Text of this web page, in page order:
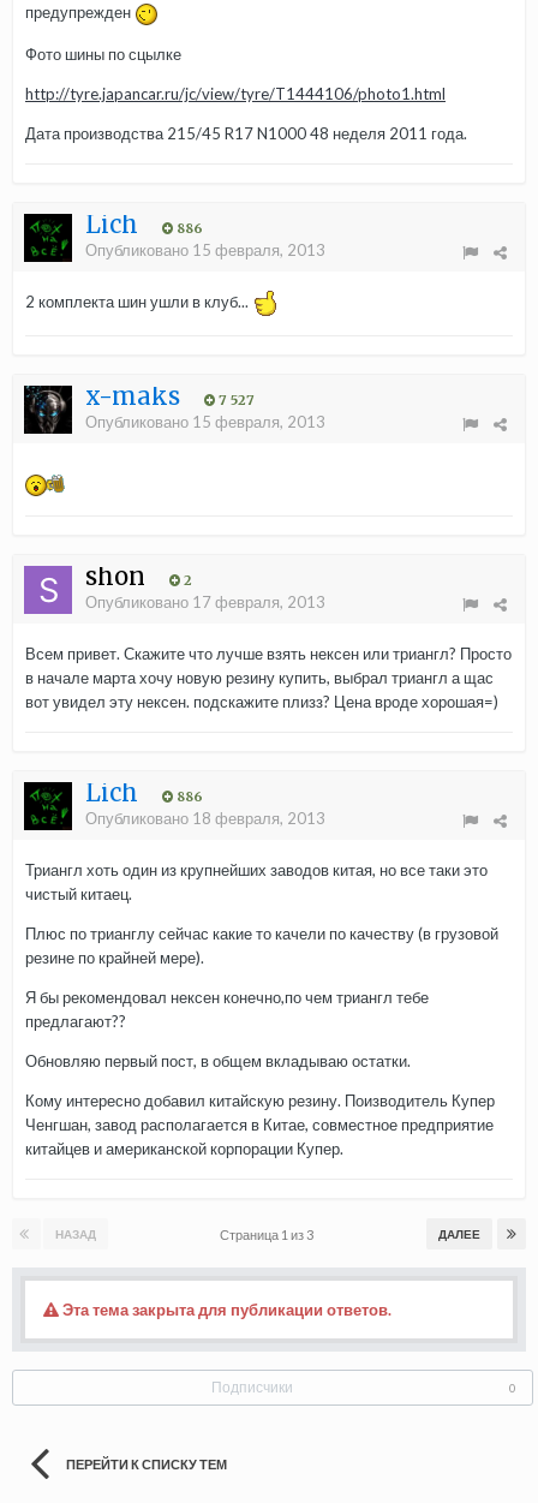
предупрежден
Фото шины по сцылке
http://tyre.japancar.ru/jc/view/tyre/T1444106/photo1.html
Дата производства 215/45 R17 N1000 48 неделя 2011 года.
Lich 886
Опубликовано 15 февраля, 2013
2 комплекта шин ушли в клуб...
x-maks 7 527
Опубликовано 15 февраля, 2013
shon 2
Опубликовано 17 февраля, 2013
Всем привет. Скажите что лучше взять нексен или триангл? Просто
в начале марта хочу новую резину купить, выбрал триангл а щас
вот увидел эту нексен. подскажите плизз? Цена вроде хорошая=)
Lich 886
Опубликовано 18 февраля, 2013
Триангл хоть один из крупнейших заводов китая, но все таки это
чистый китаец.
Плюс по трианглу сейчас какие то качели по качеству (в грузовой
резине по крайней мере).
Я бы рекомендовал нексен конечно,по чем триангл тебе
предлагают??
Обновляю первый пост, в общем вкладываю остатки.
Кому интересно добавил китайскую резину. Поизводитель Купер
Ченгшан, завод располагается в Китае, совместное предприятие
китайцев и американской корпорации Купер.
НАЗАД ДАЛЕЕ
Страница 1 из 3
Эта тема закрыта для публикации ответов.
Подписчики 0
ПЕРЕЙТИ К СПИСКУ ТЕМ